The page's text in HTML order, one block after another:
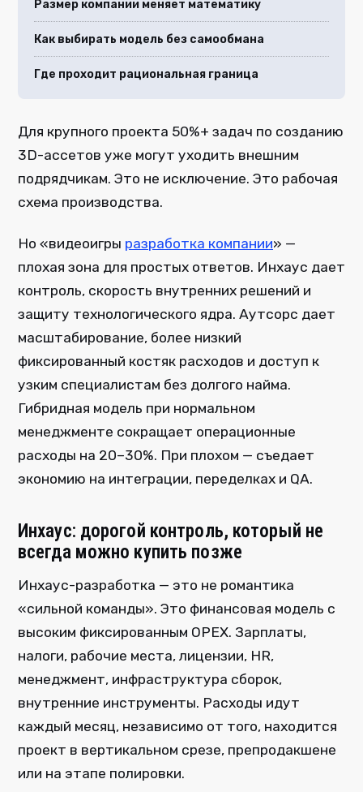
Размер компании меняет математику
Как выбирать модель без самообмана
Где проходит рациональная граница
Для крупного проекта 50%+ задач по созданию
3D-ассетов уже могут уходить внешним
подрядчикам. Это не исключение. Это рабочая
схема производства.
Но «видеоигры разработка компании» —
плохая зона для простых ответов. Инхаус дает
контроль, скорость внутренних решений и
защиту технологического ядра. Аутсорс дает
масштабирование, более низкий
фиксированный костяк расходов и доступ к
узким специалистам без долгого найма.
Гибридная модель при нормальном
менеджменте сокращает операционные
расходы на 20–30%. При плохом — съедает
экономию на интеграции, переделках и QA.
Инхаус: дорогой контроль, который не
всегда можно купить позже
Инхаус-разработка — это не романтика
«сильной команды». Это финансовая модель с
высоким фиксированным OPEX. Зарплаты,
налоги, рабочие места, лицензии, HR,
менеджмент, инфраструктура сборок,
внутренние инструменты. Расходы идут
каждый месяц, независимо от того, находится
проект в вертикальном срезе, препродакшене
или на этапе полировки.